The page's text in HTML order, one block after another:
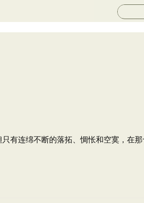
有连绵不断的落拓、惆怅和空寞，在